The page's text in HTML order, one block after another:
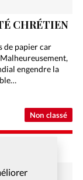
Non classé
CHRÉTIEN
de papier car
engendre la